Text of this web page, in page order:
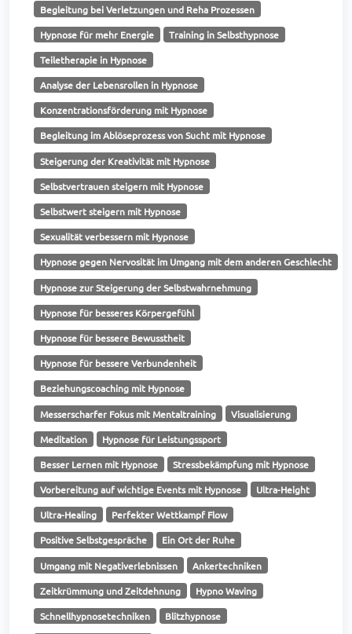
Begleitung bei Verletzungen und Reha Prozessen
Hypnose für mehr Energie Training in Selbsthypnose
Teiletherapie in Hypnose
Analyse der Lebensrollen in Hypnose
Konzentrationsförderung mit Hypnose
Begleitung im Ablöseprozess von Sucht mit Hypnose
Steigerung der Kreativität mit Hypnose
Selbstvertrauen steigern mit Hypnose
Selbstwert steigern mit Hypnose
Sexualität verbessern mit Hypnose
Hypnose gegen Nervosität im Umgang mit dem anderen Geschlecht
Hypnose zur Steigerung der Selbstwahrnehmung
Hypnose für besseres Körpergefühl
Hypnose für bessere Bewusstheit
Hypnose für bessere Verbundenheit
Beziehungscoaching mit Hypnose
Messerscharfer Fokus mit Mentaltraining Visualisierung
Meditation Hypnose für Leistungssport
Besser Lernen mit Hypnose Stressbekämpfung mit Hypnose
Vorbereitung auf wichtige Events mit Hypnose Ultra-Height
Ultra-Healing Perfekter Wettkampf Flow
Positive Selbstgespräche Ein Ort der Ruhe
Umgang mit Negativerlebnissen Ankertechniken
Zeitkrümmung und Zeitdehnung Hypno Waving
Schnellhypnosetechniken Blitzhypnose